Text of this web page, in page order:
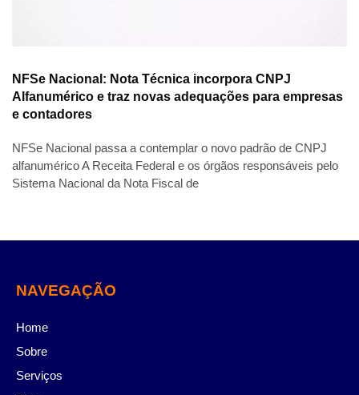
NFSe Nacional: Nota Técnica incorpora CNPJ
Alfanumérico e traz novas adequações para empresas
e contadores
NFSe Nacional passa a contemplar o novo padrão de CNPJ
alfanumérico A Receita Federal e os órgãos responsáveis pelo
Sistema Nacional da Nota Fiscal de
NAVEGAÇÃO
Home
Sobre
Serviços